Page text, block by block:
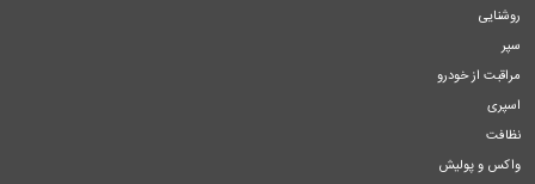
روشنایی
سپر
مراقبت از خودرو
اسپری
نظافت
واکس و پولیش